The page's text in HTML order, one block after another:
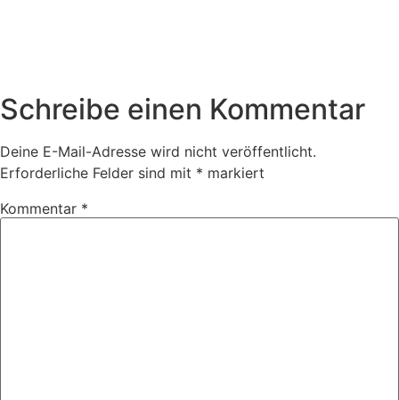
Schreibe einen Kommentar
Deine E-Mail-Adresse wird nicht veröffentlicht.
Erforderliche Felder sind mit * markiert
Kommentar *